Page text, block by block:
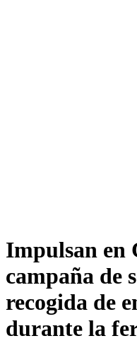
Impulsan en
campaña de
recogida de
durante la